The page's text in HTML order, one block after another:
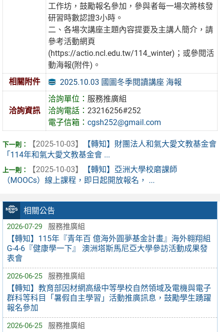
相關公告
2026-07-29 服務推廣組
【轉知】115年『青年百 億海外圓夢基金計畫』海外翱翔組
G-4-6『健康學一下』 澳洲塔斯馬尼亞大學參訪活動成果發
表會
2026-06-25 服務推廣組
【轉知】教育部因材網高級中等學校自然領域及電機與電子
群科等科目「暑假自主學習」活動推廣訊息，鼓勵學生踴躍
報名參加
2026-06-25 服務推廣組
工作坊，鼓勵報名參加，參與者每一場次將核發
研習時數認證3小時。
二、各場次講座主題內容提要及主講人簡介，請
參考活動網頁
(https://actio.ncl.edu.tw/114_winter)；或參閱活
動海報(附件)。
相關附件
2025.10.03 國圖冬季閱讀講座 海報
洽詢資訊
洽詢單位： 服務推廣組
洽詢電話：23216256#252
電子信箱：cgsh252@gmail.com
【2025-10-03】
【轉知】財團法人和氣大愛文教基金會
「114年和氣大愛文教基金會 ...
【2025-10-03】
【轉知】亞洲大學校磨課師
（MOOCs）線上課程，即日起開放報名， ...